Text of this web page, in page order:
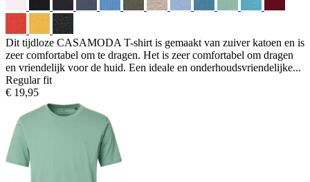
Dit tijdloze CASAMODA T-shirt is gemaakt van zuiver katoen en is
zeer comfortabel om te dragen. Het is zeer comfortabel om dragen
en vriendelijk voor de huid. Een ideale en onderhoudsvriendelijke...
Regular fit
€ 19,95